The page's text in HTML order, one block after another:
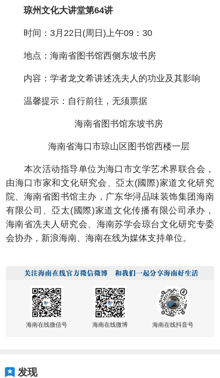
琼州文化大讲堂第64讲
时间：3月22日(周日)上午09：30
地点：海南省图书馆西侧东坡书房
内容：学者龙文希讲述冼夫人的功业及其影响
温馨提示：自行前往，无须票据
海南省图书馆东坡书房
海南省海口市琼山区图书馆西楼一层
本次活动指导单位为海口市文学艺术界联合会，
由海口市家和文化研究会、亞太(國際)家道文化研究
院、海南省图书馆主办，广东华浔品味装饰集团海南
有限公司、亞太(國際)家道文化传播有限公司承办，
海南省冼夫人研究会、海南苏学会琼台文化研究专委
会协办，新浪海南、海南在线为媒体支持单位。
海南在线微信号 海南在线微博 海南在线抖音号
发现